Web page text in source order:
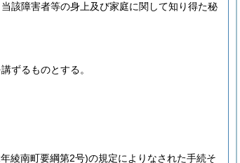
該障害者等の身上及び家庭に関して知り得た秘
ずるものとする。
綾南町要綱第2号)の規定によりなされた手続そ